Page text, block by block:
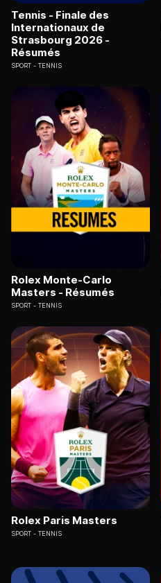
Tennis - Finale des
Internationaux de
Strasbourg 2026 -
Résumés
SPORT TENNIS
Rolex Monte-Carlo
Masters - Résumés
SPORT TENNIS
Rolex Paris Masters
SPORT TENNIS